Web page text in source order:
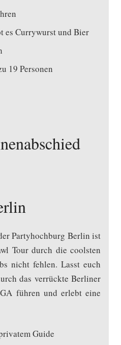
es Currywurst und Bier
19 Personen
Partyhochburg Berlin ist
Tour durch die coolsten
nicht fehlen. Lasst euch
das verrückte Berliner
führen und erlebt eine
Guide